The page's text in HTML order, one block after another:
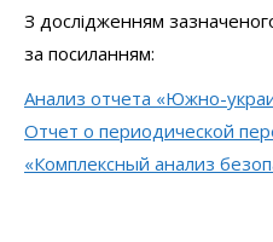
З дослідженням
за посиланням:
Анализ отчета «Южно-
Отчет о периодической
«Комплексный анализ